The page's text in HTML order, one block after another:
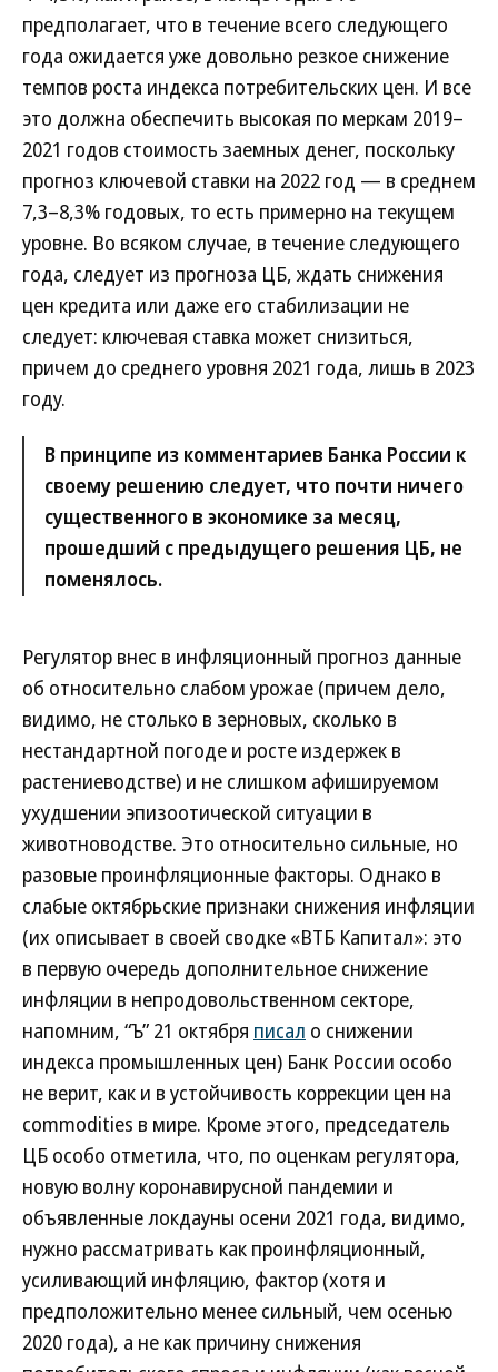
предполагает, что в течение всего следующего
года ожидается уже довольно резкое снижение
темпов роста индекса потребительских цен. И все
это должна обеспечить высокая по меркам 2019–
2021 годов стоимость заемных денег, поскольку
прогноз ключевой ставки на 2022 год — в среднем
7,3–8,3% годовых, то есть примерно на текущем
уровне. Во всяком случае, в течение следующего
года, следует из прогноза ЦБ, ждать снижения
цен кредита или даже его стабилизации не
следует: ключевая ставка может снизиться,
причем до среднего уровня 2021 года, лишь в 2023
году.
В принципе из комментариев Банка России к
своему решению следует, что почти ничего
существенного в экономике за месяц,
прошедший с предыдущего решения ЦБ, не
поменялось.
Регулятор внес в инфляционный прогноз данные
об относительно слабом урожае (причем дело,
видимо, не столько в зерновых, сколько в
нестандартной погоде и росте издержек в
растениеводстве) и не слишком афишируемом
ухудшении эпизоотической ситуации в
животноводстве. Это относительно сильные, но
разовые проинфляционные факторы. Однако в
слабые октябрьские признаки снижения инфляции
(их описывает в своей сводке «ВТБ Капитал»: это
в первую очередь дополнительное снижение
инфляции в непродовольственном секторе,
напомним, “Ъ” 21 октября писал о снижении
индекса промышленных цен) Банк России особо
не верит, как и в устойчивость коррекции цен на
commodities в мире. Кроме этого, председатель
ЦБ особо отметила, что, по оценкам регулятора,
новую волну коронавирусной пандемии и
объявленные локдауны осени 2021 года, видимо,
нужно рассматривать как проинфляционный,
усиливающий инфляцию, фактор (хотя и
предположительно менее сильный, чем осенью
2020 года), а не как причину снижения